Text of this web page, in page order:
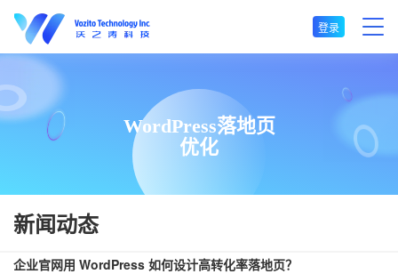
登录
WordPress落地页
优化
新闻动态
企业官网用 WordPress 如何设计高转化率落地页？